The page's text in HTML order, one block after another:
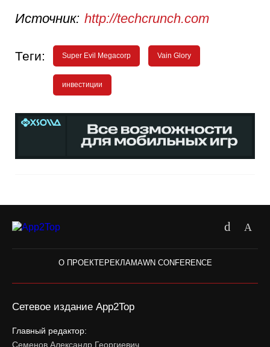
Источник: http://techcrunch.com
Теги: Super Evil Megacorp Vain Glory
инвестиции
О ПРОЕКТЕРЕКЛАМАWN CONFERENCE
Сетевое издание App2Top
Главный редактор:
Семенов Александр Георгиевич